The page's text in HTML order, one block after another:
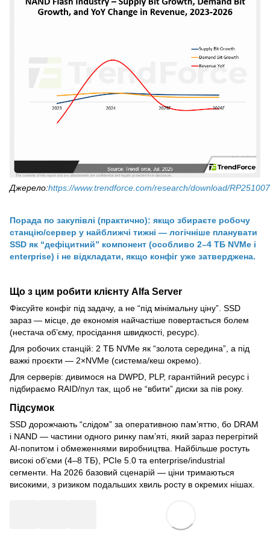
Джерело:https://www.trendforce.com/research/download/
Порада по закупівлі (практично): якщо збираєте робочу
станцію/сервер у найближчі тижні — логічніше планувати
SSD як “дефіцитний” компонент (особливо 2–4 ТБ NVMe і
enterprise) і не відкладати, якщо конфіг уже затверджена.
Що з цим робити клієнту Alfa Server
Фіксуйте конфіг під задачу, а не “під мінімальну ціну”. SSD
зараз — місце, де економія найчастіше повертається болем
(нестача об’єму, просідання швидкості, ресурс).
Для робочих станцій: 2 ТБ NVMe як “золота середина”, а під
важкі проєкти — 2×NVMe (система/кеш окремо).
Для серверів: дивимося на DWPD, PLP, гарантійний ресурс і
підбираємо RAID/пул так, щоб не “вбити” диски за пів року.
Підсумок
SSD дорожчають “слідом” за оперативною пам’яттю, бо DRAM
і NAND — частини одного ринку пам’яті, який зараз перегрітий
AI-попитом і обмеженнями виробництва. Найбільше ростуть
високі об’єми (4–8 ТБ), PCIe 5.0 та enterprise/industrial
сегменти. На 2026 базовий сценарій — ціни тримаються
високими, з ризиком подальших хвиль росту в окремих нішах.